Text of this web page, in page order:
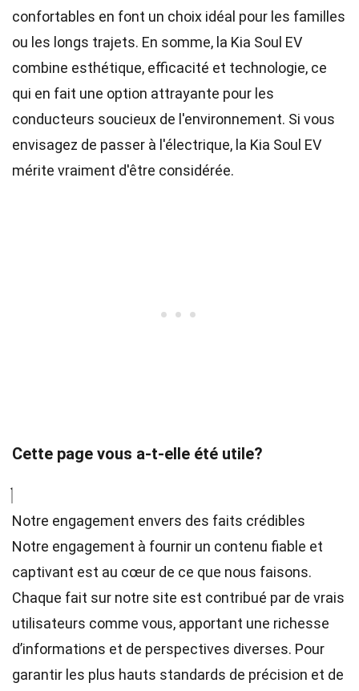
confortables en font un choix idéal pour les familles
ou les longs trajets. En somme, la Kia Soul EV
combine esthétique, efficacité et technologie, ce
qui en fait une option attrayante pour les
conducteurs soucieux de l'environnement. Si vous
envisagez de passer à l'électrique, la Kia Soul EV
mérite vraiment d'être considérée.
Cette page vous a-t-elle été utile?
Notre engagement envers des faits crédibles
Notre engagement à fournir un contenu fiable et
captivant est au cœur de ce que nous faisons.
Chaque fait sur notre site est contribué par de vrais
utilisateurs comme vous, apportant une richesse
d’informations et de perspectives diverses. Pour
garantir les plus hauts standards de précision et de